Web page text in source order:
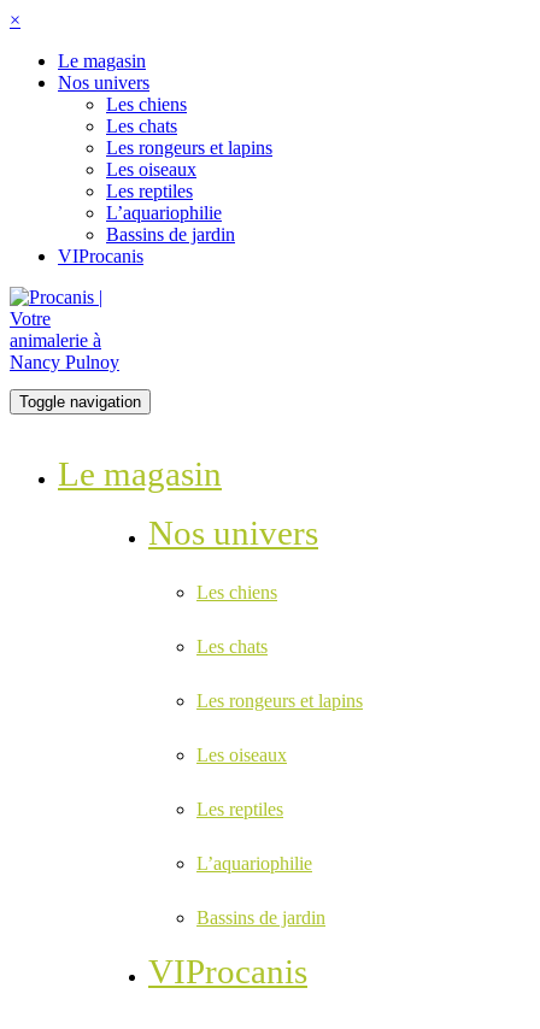
×
Le magasin
Nos univers
Les chiens
Les chats
Les rongeurs et lapins
Les oiseaux
Les reptiles
L’aquariophilie
Bassins de jardin
VIProcanis
Toggle navigation
Le magasin
Nos univers
Les chiens
Les chats
Les rongeurs et lapins
Les oiseaux
Les reptiles
L’aquariophilie
Bassins de jardin
VIProcanis